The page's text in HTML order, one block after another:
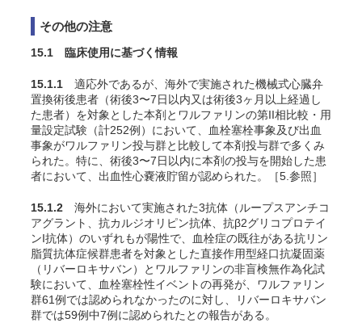
その他の注意
15.1 臨床使用に基づく情報
15.1.1 適応外であるが、海外で実施された機械式心臓弁
置換術後患者（術後3〜7日以内又は術後3ヶ月以上経過し
た患者）を対象とした本剤とワルファリンの第II相比較・用
量設定試験（計252例）において、血栓塞栓事象及び出血
事象がワルファリン投与群と比較して本剤投与群で多くみ
られた。特に、術後3〜7日以内に本剤の投与を開始した患
者において、出血性心嚢液貯留が認められた。［5.参照］
15.1.2 海外において実施された3抗体（ループスアンチコ
アグラント、抗カルジオリピン抗体、抗β2グリコプロテイ
ンI抗体）のいずれもが陽性で、血栓症の既往がある抗リン
脂質抗体症候群患者を対象とした直接作用型経口抗凝固薬
（リバーロキサバン）とワルファリンの非盲検無作為化試
験において、血栓塞栓性イベントの再発が、ワルファリン
群61例では認められなかったのに対し、リバーロキサバン
群では59例中7例に認められたとの報告がある 。